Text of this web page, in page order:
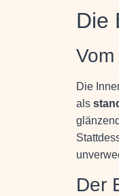
Die
Die
als
Der